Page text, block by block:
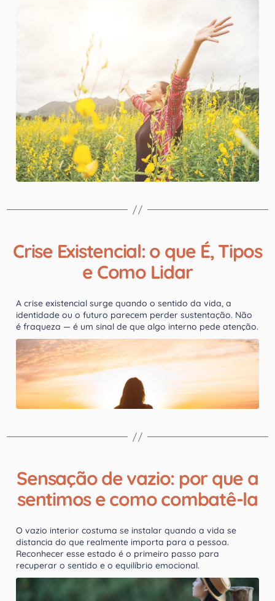
Crise Existencial: o que É, Tipos
e Como Lidar
A crise existencial surge quando o sentido da vida, a
identidade ou o futuro parecem perder sustentação. Não
é fraqueza — é um sinal de que algo interno pede atenção.
Sensação de vazio: por que a
sentimos e como combatê-la
O vazio interior costuma se instalar quando a vida se
distancia do que realmente importa para a pessoa.
Reconhecer esse estado é o primeiro passo para
recuperar o sentido e o equilíbrio emocional.